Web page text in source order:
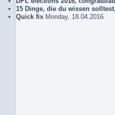
15 Dinge, die du wissen
Quick fix Monday, 18.04.2016